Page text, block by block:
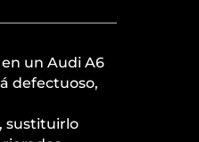
un Audi A6
defectuoso,
sustituirlo